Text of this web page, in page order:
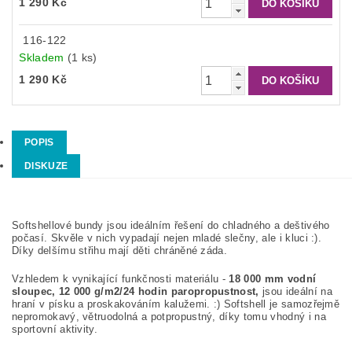
116-122
Skladem (1 ks)
1 290 Kč
POPIS
DISKUZE
Softshellové bundy jsou ideálním řešení do chladného a deštivého
počasí. Skvěle v nich vypadají nejen mladé slečny, ale i kluci :).
Díky delšímu střihu mají děti chráněné záda.
Vzhledem k vynikající funkčnosti materiálu - 18 000 mm vodní
sloupec, 12 000 g/m2/24 hodin paropropustnost, jsou ideální na
hraní v písku a proskakováním kalužemi. :) Softshell je samozřejmě
nepromokavý, větruodolná a potpropustný, díky tomu vhodný i na
sportovní aktivity.